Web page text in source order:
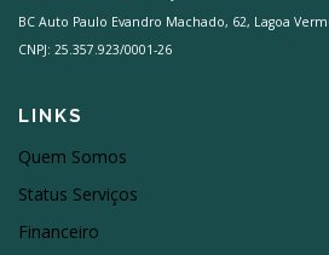
BC Auto Paulo Evandro Machado, 62, Lagoa
CNPJ: 25.357.923/0001-26
LINKS
Quem Somos
Status Serviços
Financeiro